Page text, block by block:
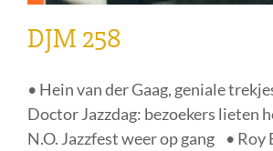
DJM 258
• Hein van der Gaag, geniale
Doctor Jazzdag: bezoekers lieten
N.O. Jazzfest weer op gang • Roy